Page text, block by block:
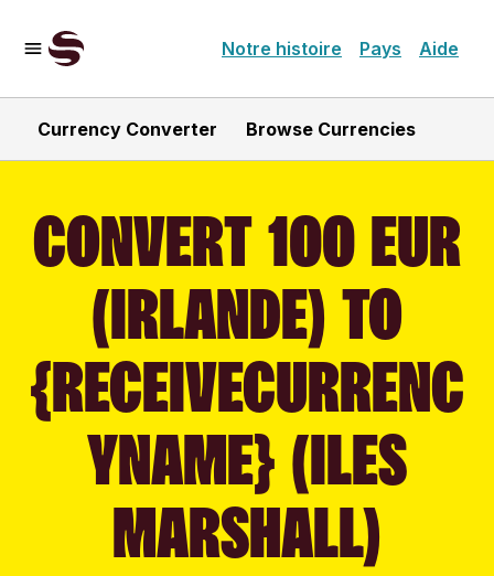
Notre histoire Pays Aide
Currency Converter Browse Currencies
CONVERT 100 EUR
(IRLANDE) TO
{RECEIVECURRENC
YNAME} (ILES
MARSHALL)